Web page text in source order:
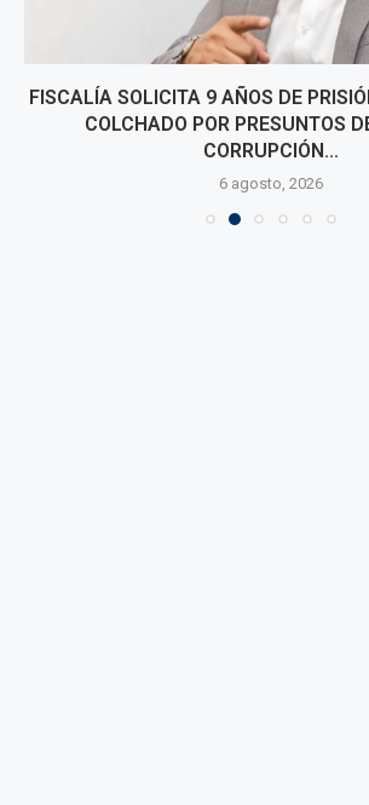
FISCALÍA SOLICITA 9 AÑOS DE
COLCHADO POR PRESUNTOS
CORRUPCIÓN...
6 agosto, 2026